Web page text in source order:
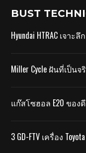
BUST
Hyundai HTRAC เจาะ
Miller Cycle ฝันที่เป็น
แก๊สโซฮอล E20 ขอ
3 GD-FTV เครื่อง